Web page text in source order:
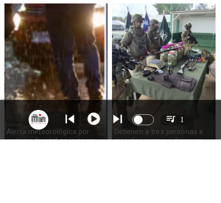
Alerta meteorológica por
sistema frontal en la zona
Detienen a tres personas e
incautan armas y droga en
1